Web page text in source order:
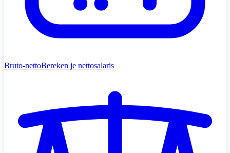
Bruto-nettoBereken je nettosalaris